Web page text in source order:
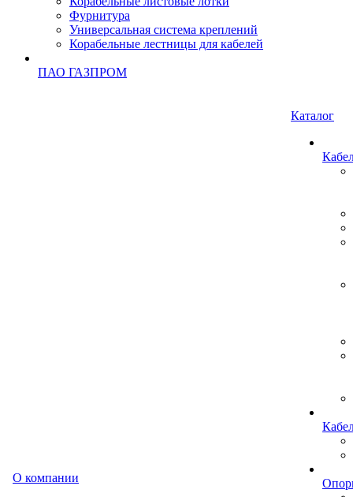
Фурнитура
Универсальная система креплений
Корабельные лестницы для кабелей
ПАО ГАЗПРОМ
О компании
Каталог